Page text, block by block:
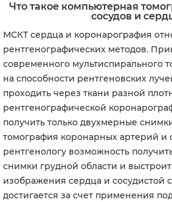
Что такое компьютерная
сосудов и
МСКТ сердца и коронарография
рентгенографических методов.
современного мультиспирального
на способности рентгеновских
проходить через ткани разной
рентгенографической
получить только двухмерные
томография коронарных артерий и
рентгенологу возможность
снимки грудной области и
изображения сердца и сосудистой
достигается за счет применения